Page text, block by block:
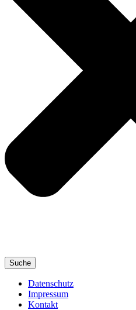
Suche
Datenschutz
Impressum
Kontakt